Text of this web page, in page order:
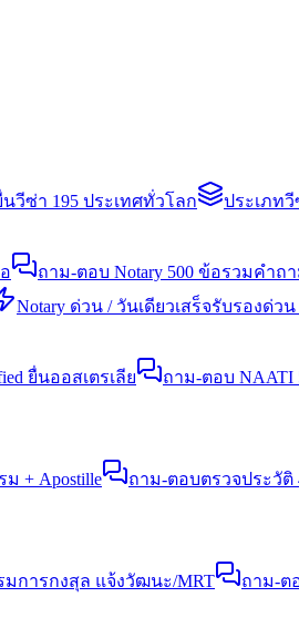
นวีซ่า 195 ประเทศทั่วโลก ประเภทวี
ถาม-ตอบ Notary 500 ข้อรวมคำถ
Notary ด่วน / วันเดียวเสร็จรับรองด่วน
ยื่นออสเตรเลีย ถาม-ตอบ NAATI
+ Apostille ถาม-ตอบตรวจประวัติ
มการกงสุล แจ้งวัฒนะ/MRT ถาม-ต